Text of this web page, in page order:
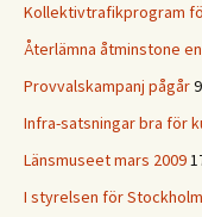
Kollektivtrafikprogram
Återlämna åtminstone
Provvalskampanj pågår
Infra-satsningar bra för
Länsmuseet mars 2009
I styrelsen för